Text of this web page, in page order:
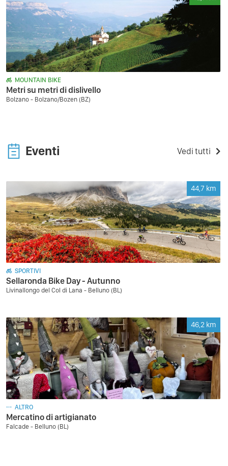
MOUNTAIN BIKE
Metri su metri di dislivello
Bolzano - Bolzano/Bozen (BZ)
Eventi Vedi tutti
44,7 km
SPORTIVI
Sellaronda Bike Day - Autunno
Livinallongo del Col di Lana - Belluno (BL)
46,2 km
ALTRO
Mercatino di artigianato
Falcade - Belluno (BL)